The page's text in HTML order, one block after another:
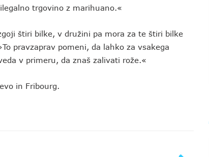
trgovino z marihuano.«
štiri bilke, v družini pa mora za te štiri bilke
pravzaprav pomeni, da lahko za vsakega
v primeru, da znaš zalivati rože.«
in Fribourg.